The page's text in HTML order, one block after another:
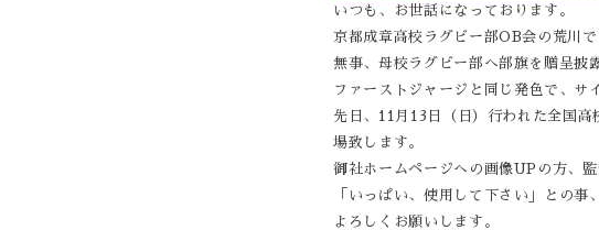
いつも、お世話になっております。
京都成章高校ラグビー部OB会の荒川で
無事、母校ラグビー部へ部旗を贈呈披
ファーストジャージと同じ発色で、サ
先日、11月13日（日）行われた全国
場致します。
御社ホームページへの画像UPの方、監
「いっぱい、使用して下さい」との事
よろしくお願いします。